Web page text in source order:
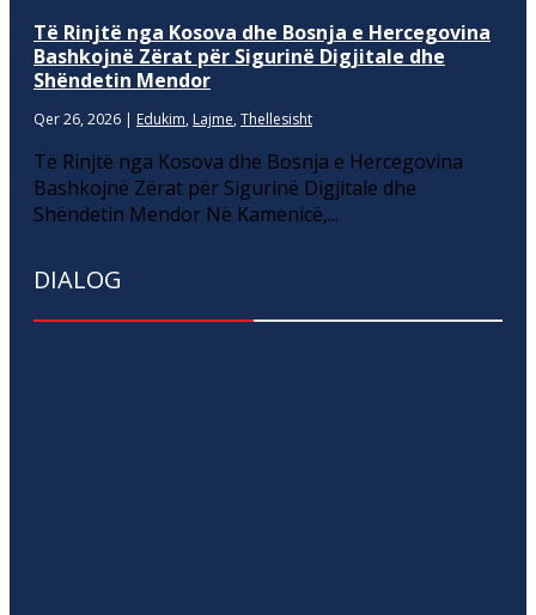
Të Rinjtë nga Kosova dhe Bosnja e Hercegovina
Bashkojnë Zërat për Sigurinë Digjitale dhe
Shëndetin Mendor
Qer 26, 2026 | Edukim, Lajme, Thellesisht
Të Rinjtë nga Kosova dhe Bosnja e Hercegovina
Bashkojnë Zërat për Sigurinë Digjitale dhe
Shëndetin Mendor Në Kamenicë,...
DIALOG